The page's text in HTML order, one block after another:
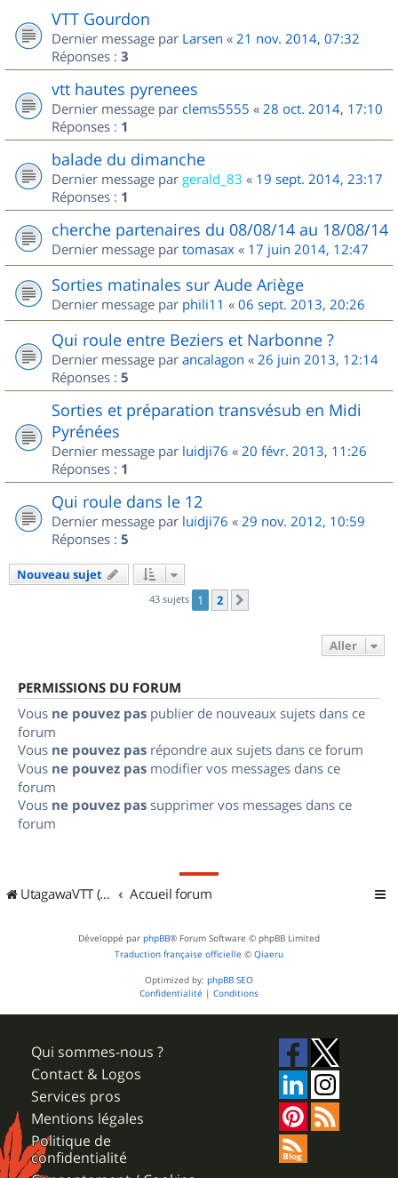
VTT Gourdon
Dernier message par Larsen « 21 nov. 2014, 07:32
Réponses : 3
vtt hautes pyrenees
Dernier message par clems5555 « 28 oct. 2014, 17:10
Réponses : 1
balade du dimanche
Dernier message par gerald_83 « 19 sept. 2014, 23:17
Réponses : 1
cherche partenaires du 08/08/14 au 18/08/14
Dernier message par tomasax « 17 juin 2014, 12:47
Sorties matinales sur Aude Ariège
Dernier message par phili11 « 06 sept. 2013, 20:26
Qui roule entre Beziers et Narbonne ?
Dernier message par ancalagon « 26 juin 2013, 12:14
Réponses : 5
Sorties et préparation transvésub en Midi
Pyrénées
Dernier message par luidji76 « 20 févr. 2013, 11:26
Réponses : 1
Qui roule dans le 12
Dernier message par luidji76 « 29 nov. 2012, 10:59
Réponses : 5
Nouveau sujet
43 sujets 1 2
Aller
PERMISSIONS DU FORUM
Vous ne pouvez pas publier de nouveaux sujets dans ce
forum
Vous ne pouvez pas répondre aux sujets dans ce forum
Vous ne pouvez pas modifier vos messages dans ce
forum
Vous ne pouvez pas supprimer vos messages dans ce
forum
UtagawaVTT (Randos VTT et VTTAE avec traces GPS) Accueil forum
Développé par phpBB® Forum Software © phpBB Limited
Traduction française officielle © Qiaeru
Optimized by: phpBB SEO
Confidentialité | Conditions
Qui sommes-nous ?
Contact & Logos
Services pros
Mentions légales
Politique de
confidentialité